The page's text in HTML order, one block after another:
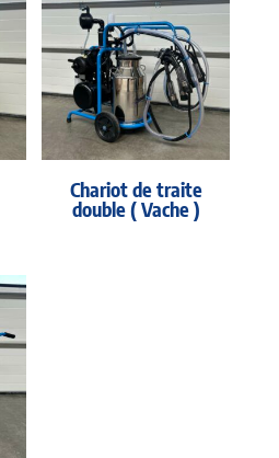
Chariot de traite
double ( Vache )